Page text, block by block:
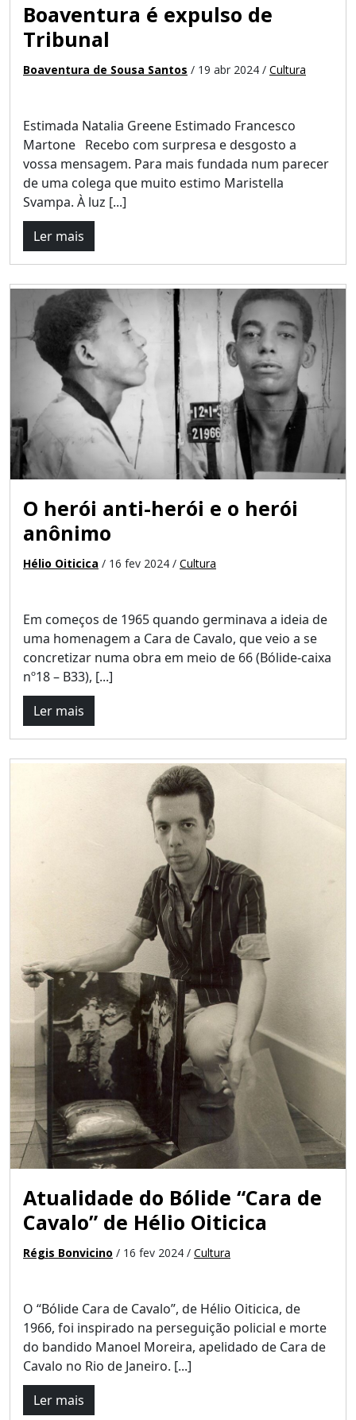
Boaventura é expulso de
Tribunal
Boaventura de Sousa Santos / 19 abr 2024 / Cultura
Estimada Natalia Greene Estimado Francesco
Martone Recebo com surpresa e desgosto a
vossa mensagem. Para mais fundada num parecer
de uma colega que muito estimo Maristella
Svampa. À luz [...]
Ler mais
O herói anti-herói e o herói
anônimo
Hélio Oiticica / 16 fev 2024 / Cultura
Em começos de 1965 quando germinava a ideia de
uma homenagem a Cara de Cavalo, que veio a se
concretizar numa obra em meio de 66 (Bólide-caixa
nº18 – B33), [...]
Ler mais
Atualidade do Bólide “Cara de
Cavalo” de Hélio Oiticica
Régis Bonvicino / 16 fev 2024 / Cultura
O “Bólide Cara de Cavalo”, de Hélio Oiticica, de
1966, foi inspirado na perseguição policial e morte
do bandido Manoel Moreira, apelidado de Cara de
Cavalo no Rio de Janeiro. [...]
Ler mais